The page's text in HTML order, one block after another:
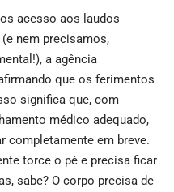
acesso aos laudos
nem precisamos,
a agência
que os ferimentos
significa que, com
médico adequado,
completamente em breve.
torce o pé e precisa ficar
sabe? O corpo precisa de